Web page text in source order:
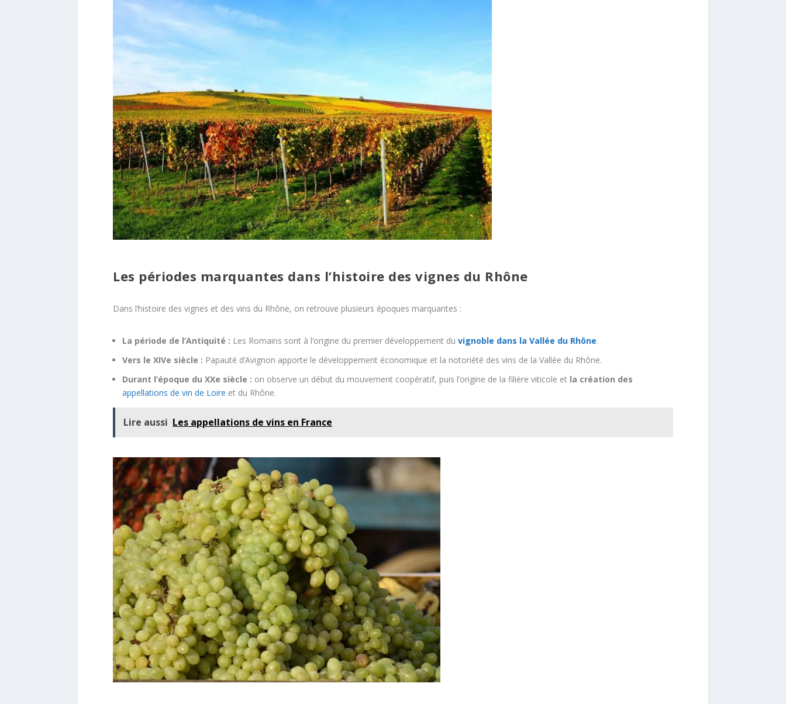
Les périodes marquantes dans l’histoire des vignes du Rhône
Dans l’histoire des vignes et des vins du Rhône, on retrouve plusieurs époques marquantes :
La période de l’Antiquité : Les Romains sont à l’origine du premier développement du vignoble dans la Vallée du Rhône.
Vers le XIVe siècle : Papauté d’Avignon apporte le développement économique et la notoriété des vins de la Vallée du Rhône.
Durant l’époque du XXe siècle : on observe un début du mouvement coopératif, puis l’origine de la filière viticole et la création des
appellations de vin de Loire et du Rhône.
Lire aussi Les appellations de vins en France